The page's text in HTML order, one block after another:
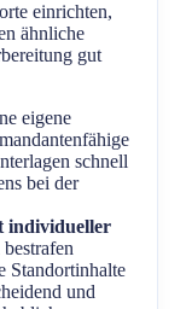
einrichten,
ähnliche
gut
eigene
schnell
bei der
individueller
Standortinhalte
und